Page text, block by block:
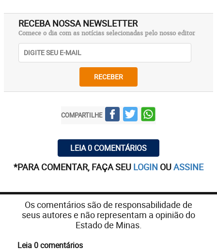
RECEBA NOSSA NEWSLETTER
Comece o dia com as notícias selecionadas pelo nosso editor
RECEBER
COMPARTILHE
LEIA 0 COMENTÁRIOS
*PARA COMENTAR, FAÇA SEU LOGIN OUASSINE
Os comentários são de responsabilidade de
seus autores e não representam a opinião do
Estado de Minas.
Leia 0 comentários